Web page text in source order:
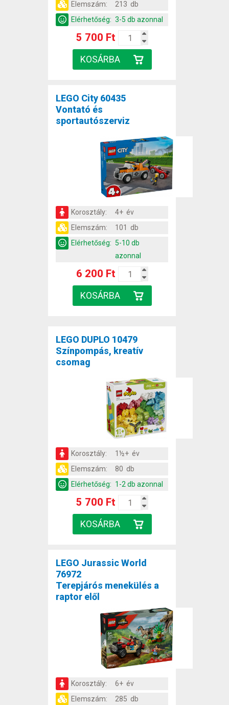
Elemszám:
213 db
Elérhetőség: 3-5 db azonnal
5 700 Ft
LEGO City 60435
Vontató és
sportautószerviz
Korosztály:
4+ év
Elemszám:
101 db
Elérhetőség: 5-10 db
azonnal
6 200 Ft
LEGO DUPLO 10479
Színpompás, kreatív
csomag
Korosztály:
1½+ év
Elemszám:
80 db
Elérhetőség: 1-2 db azonnal
5 700 Ft
LEGO Jurassic World
76972
Terepjárós menekülés a
raptor elől
Korosztály:
6+ év
Elemszám:
285 db